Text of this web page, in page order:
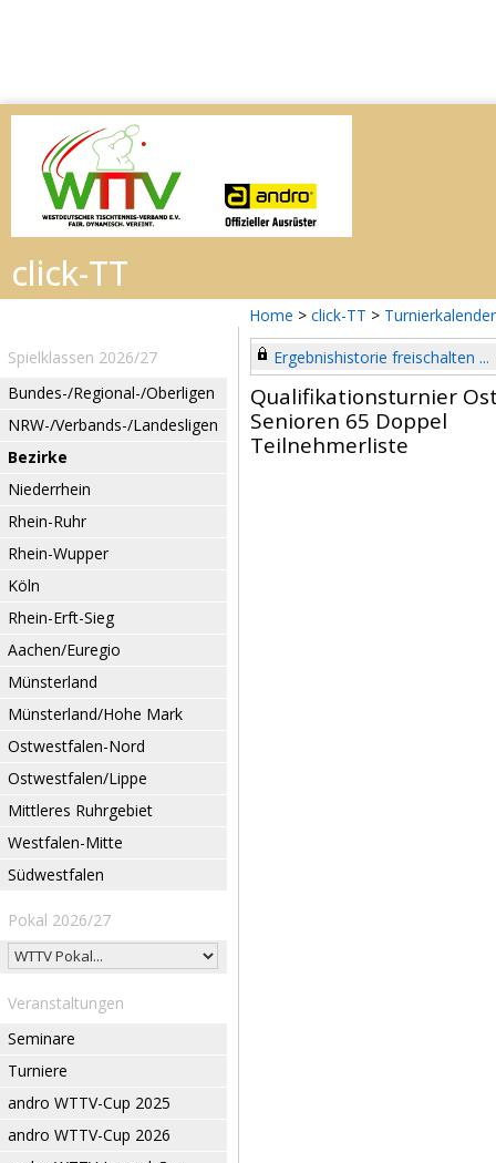
Home > click-TT > Turnierkalender
Spielklassen 2026/27
Bundes-/Regional-/Oberligen
NRW-/Verbands-/Landesligen
Bezirke
Niederrhein
Rhein-Ruhr
Rhein-Wupper
Köln
Rhein-Erft-Sieg
Aachen/Euregio
Münsterland
Münsterland/Hohe Mark
Ostwestfalen-Nord
Ostwestfalen/Lippe
Mittleres Ruhrgebiet
Westfalen-Mitte
Südwestfalen
Pokal 2026/27
Veranstaltungen
Seminare
Turniere
andro WTTV-Cup 2025
andro WTTV-Cup 2026
Ergebnishistorie freischalten ...
Qualifikationsturnier
Senioren 65 Doppel
Teilnehmerliste